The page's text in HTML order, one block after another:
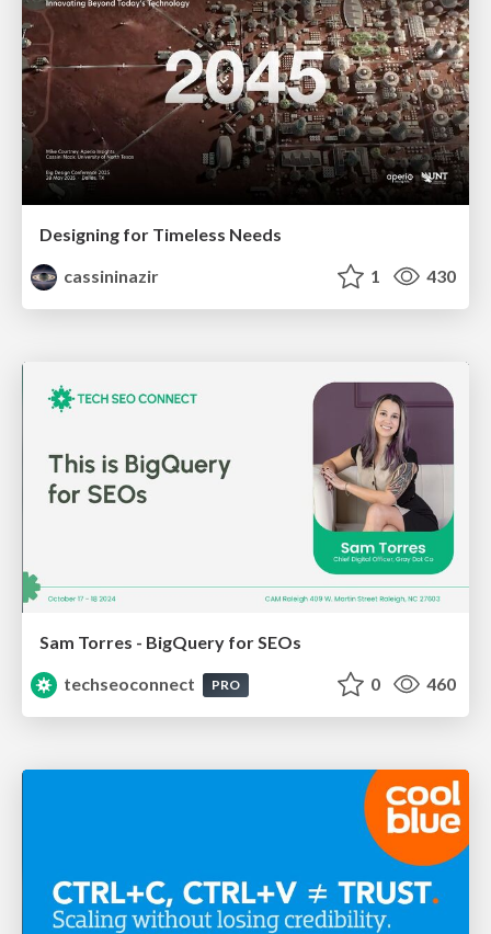
Designing for Timeless Needs
cassininazir
1 430
Sam Torres - BigQuery for SEOs
techseoconnect
PRO 0 460